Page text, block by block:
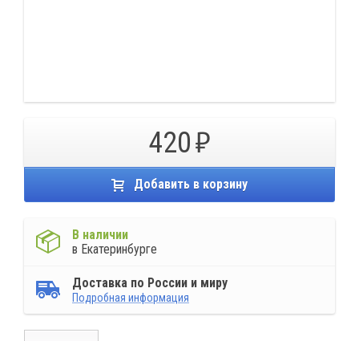
420
Добавить в корзину
В наличии
в Екатеринбурге
Доставка по России и миру
Подробная информация